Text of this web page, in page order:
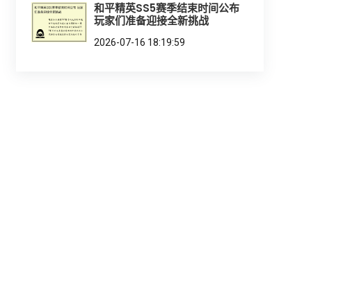
和平精英SS5赛季结束时间公布
玩家们准备迎接全新挑战
2026-07-16 18:19:59